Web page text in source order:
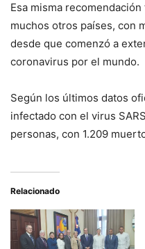
Esa misma
muchos otros países, con
desde que comenzó a
coronavirus por el mundo.
Según los últimos datos
infectado con el virus
personas, con 1.209
Relacionado